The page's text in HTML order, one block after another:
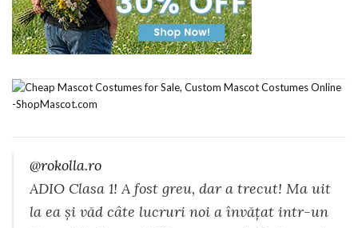
@rokolla.ro
ADIO Clasa 1! A fost greu, dar a trecut! Ma uit
la ea și văd câte lucruri noi a învățat intr-un